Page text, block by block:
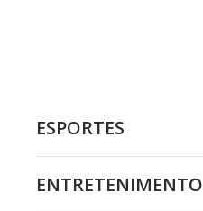
ESPORTES
ENTRETENIMENTO